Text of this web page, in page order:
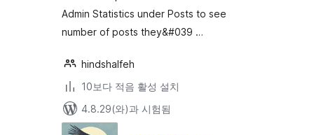
Admin Statistics under Posts to see
number of posts they&#039 …
hindshalfeh
10보다 적음 활성 설치
4.8.29(와)과 시험됨